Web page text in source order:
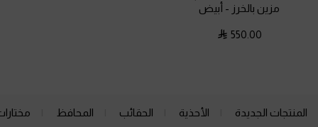
مزين بالخرز - أبيض
550.00
المنتجات الجديدة الأحذية الحقائب المحافظ